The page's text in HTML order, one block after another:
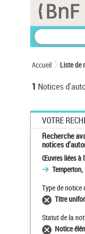
Accueil Liste de
1 Notices
VOTRE
Recherche
notices
Œuvres liées à
Type de notice
Titre
Statut de la
Notice
Panneau de gestion des cookies